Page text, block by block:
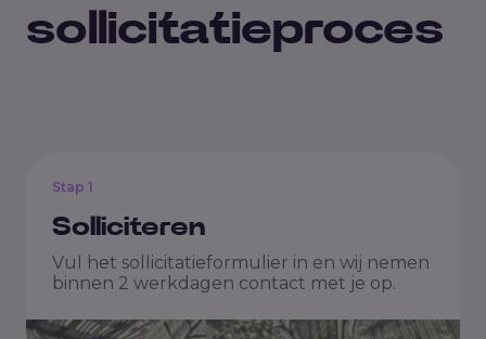
sollicitatieproces
Stap 1
Solliciteren
Vul het sollicitatieformulier in en wij nemen
binnen 2 werkdagen contact met je op.